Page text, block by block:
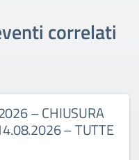
correlati
– CHIUSURA
– TUTTE